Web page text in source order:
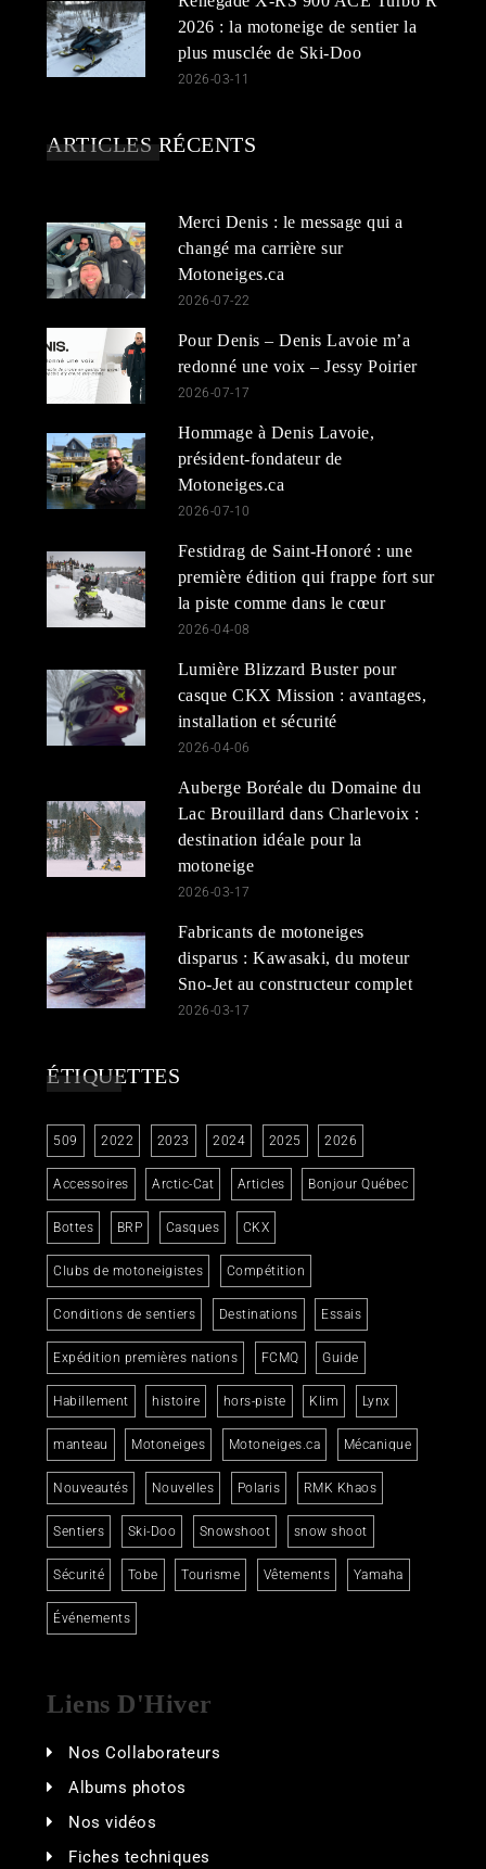
2026 : la motoneige de sentier la
plus musclée de Ski-Doo
2026-03-11
ARTICLES RÉCENTS
Merci Denis : le message qui a
changé ma carrière sur
Motoneiges.ca
2026-07-22
Pour Denis – Denis Lavoie m’a
redonné une voix – Jessy Poirier
2026-07-17
Hommage à Denis Lavoie,
président-fondateur de
Motoneiges.ca
2026-07-10
Festidrag de Saint-Honoré : une
première édition qui frappe fort sur
la piste comme dans le cœur
2026-04-08
Lumière Blizzard Buster pour
casque CKX Mission : avantages,
installation et sécurité
2026-04-06
Auberge Boréale du Domaine du
Lac Brouillard dans Charlevoix :
destination idéale pour la
motoneige
2026-03-17
Fabricants de motoneiges
disparus : Kawasaki, du moteur
Sno-Jet au constructeur complet
2026-03-17
ÉTIQUETTES
509 2022 2023 2024 2025 2026
Accessoires Arctic-Cat Articles Bonjour Québec
Bottes BRP Casques CKX
Clubs de motoneigistes Compétition
Conditions de sentiers Destinations Essais
Expédition premières nations FCMQ Guide
Habillement histoire hors-piste Klim Lynx
manteau Motoneiges Motoneiges.ca Mécanique
Nouveautés Nouvelles Polaris RMK Khaos
Sentiers Ski-Doo Snowshoot snow shoot
Sécurité Tobe Tourisme Vêtements Yamaha
Événements
Liens D'Hiver
Nos Collaborateurs
Albums photos
Nos vidéos
Fiches techniques